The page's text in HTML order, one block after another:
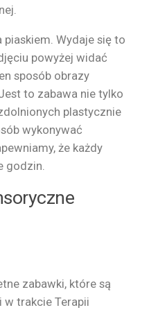
Wydaje się to
powyżej widać
sposób obrazy
to zabawa nie tylko
plastycznie
wykonywać
że każdy
godzin.
zabawki, które są
trakcie Terapii